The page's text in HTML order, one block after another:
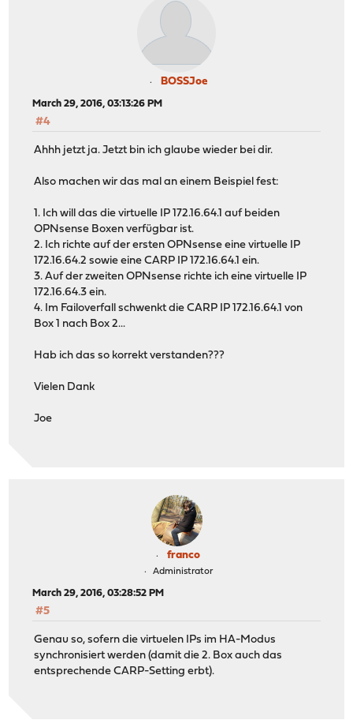
BOSSJoe
March 29, 2016, 03:13:26 PM
#4
Ahhh jetzt ja. Jetzt bin ich glaube wieder bei dir.
Also machen wir das mal an einem Beispiel fest:
1. Ich will das die virtuelle IP 172.16.64.1 auf beiden
OPNsense Boxen verfügbar ist.
2. Ich richte auf der ersten OPNsense eine virtuelle IP
172.16.64.2 sowie eine CARP IP 172.16.64.1 ein.
3. Auf der zweiten OPNsense richte ich eine virtuelle IP
172.16.64.3 ein.
4. Im Failoverfall schwenkt die CARP IP 172.16.64.1 von
Box 1 nach Box 2...
Hab ich das so korrekt verstanden???
Vielen Dank
Joe
franco
Administrator
March 29, 2016, 03:28:52 PM
#5
Genau so, sofern die virtuelen IPs im HA-Modus
synchronisiert werden (damit die 2. Box auch das
entsprechende CARP-Setting erbt).